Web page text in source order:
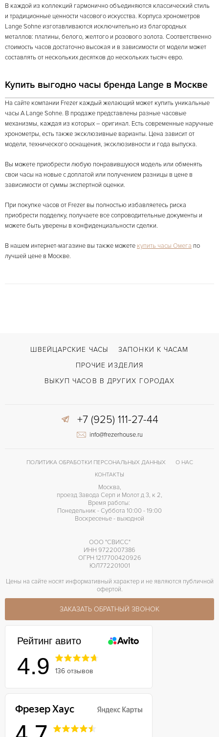
В каждой из коллекций гармонично объединяются классический стиль
и традиционные ценности часового искусства. Корпуса хронометров
Lange Sohne изготавливаются исключительно из благородных
металлов: платины, белого, желтого и розового золота. Соответственно
стоимость часов достаточно высокая и в зависимости от модели может
составлять от нескольких десятков до нескольких тысяч евро.
Купить выгодно часы бренда Lange в Москве
На сайте компании Frezer каждый желающий может купить уникальные
часы A Lange Sohne. В продаже представлены разные часовые
механизмы, каждая из которых – оригинал. Есть современные наручные
хронометры, есть также эксклюзивные варианты. Цена зависит от
модели, технического оснащения, эксклюзивности и года выпуска.
Вы можете приобрести любую понравившуюся модель или обменять
свои часы на новые с доплатой или получением разницы в цене в
зависимости от суммы экспертной оценки.
При покупке часов от Frezer вы полностью избавляетесь риска
приобрести подделку, получаете все сопроводительные документы и
можете быть уверены в конфиденциальности сделки.
В нашем интернет-магазине вы также можете купить часы Омега по
лучшей цене в Москве.
ШВЕЙЦАРСКИЕ ЧАСЫ
ЗАПОНКИ К ЧАСАМ
ПРОЧИЕ ИЗДЕЛИЯ
ВЫКУП ЧАСОВ В ДРУГИХ ГОРОДАХ
+7 (925) 111-27-44
info@frezerhouse.ru
ПОЛИТИКА ОБРАБОТКИ ПЕРСОНАЛЬНЫХ ДАННЫХ
О НАС
КОНТАКТЫ
Москва,
проезд Завода Серп и Молот д 3, к 2,
Время работы:
Понедельник - Суббота 10:00 - 19:00
Воскресенье - выходной
ООО "СВИСС"
ИНН 9722007386
ОГРН 1217700420926
ЮЛ772201001
Цены на сайте носят информативный характер и не являются публичной
офертой.
ЗАКАЗАТЬ ОБРАТНЫЙ ЗВОНОК
Рейтинг авито
4.9 136 отзывов